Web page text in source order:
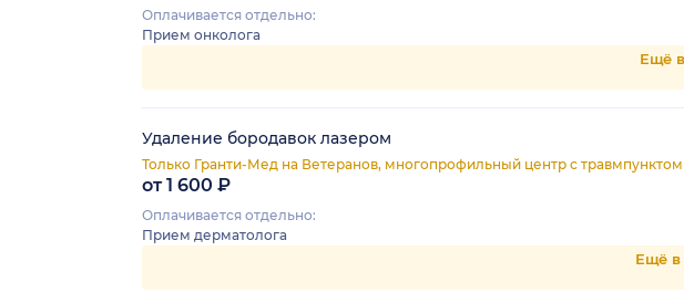
Оплачивается отдельно:
Прием онколога
Ещё
Удаление бородавок лазером
Только Гранти-Мед на Ветеранов, многопрофильный центр с травмпунктом
от 1 600 ₽
Оплачивается отдельно:
Прием дерматолога
Ещё в